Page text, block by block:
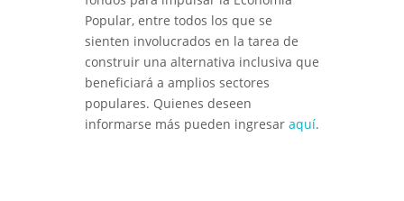
Popular, entre todos los que se
sienten involucrados en la tarea de
construir una alternativa inclusiva que
beneficiará a amplios sectores
populares. Quienes deseen
informarse más pueden ingresar aquí.